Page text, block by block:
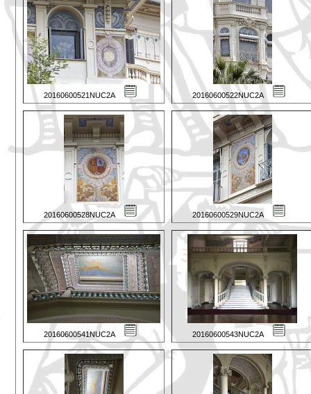
20160600521NUC2A 20160600522NUC2A
20160600528NUC2A 20160600529NUC2A
20160600541NUC2A 20160600543NUC2A